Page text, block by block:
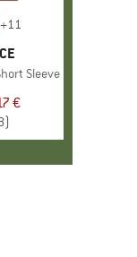
+11
Sleeve
Preis
€
)